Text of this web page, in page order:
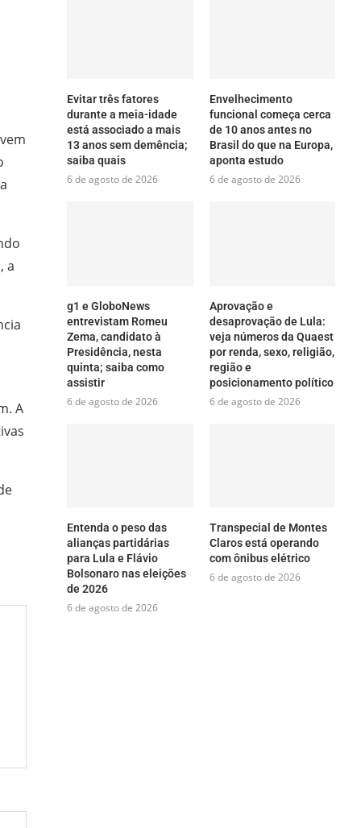
a
A
Evitar três fatores
durante a meia-idade
está associado a mais
13 anos sem demência;
saiba quais
6 de agosto de 2026
Envelhecimento
funcional começa cerca
de 10 anos antes no
Brasil do que na Europa,
aponta estudo
6 de agosto de 2026
g1 e GloboNews
entrevistam Romeu
Zema, candidato à
Presidência, nesta
quinta; saiba como
assistir
6 de agosto de 2026
Aprovação e
desaprovação de Lula:
veja números da Quaest
por renda, sexo, religião,
região e
posicionamento político
6 de agosto de 2026
Entenda o peso das
alianças partidárias
para Lula e Flávio
Bolsonaro nas eleições
de 2026
6 de agosto de 2026
Transpecial de Montes
Claros está operando
com ônibus elétrico
6 de agosto de 2026